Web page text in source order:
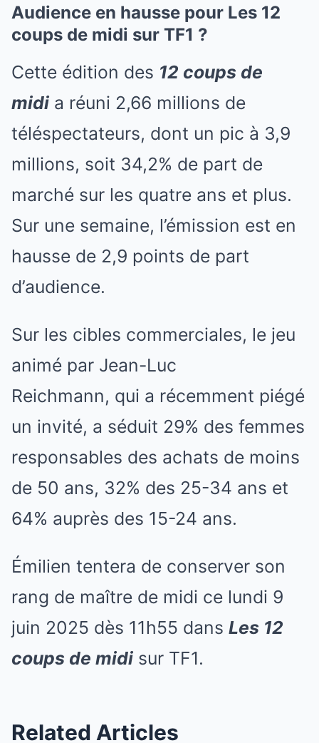
Audience en hausse pour Les 12
coups de midi sur TF1 ?
Cette édition des 12 coups de
midi a réuni 2,66 millions de
téléspectateurs, dont un pic à 3,9
millions, soit 34,2% de part de
marché sur les quatre ans et plus.
Sur une semaine, l’émission est en
hausse de 2,9 points de part
d’audience.
Sur les cibles commerciales, le jeu
animé par Jean-Luc
Reichmann, qui a récemment piégé
un invité, a séduit 29% des femmes
responsables des achats de moins
de 50 ans, 32% des 25-34 ans et
64% auprès des 15-24 ans.
Émilien tentera de conserver son
rang de maître de midi ce lundi 9
juin 2025 dès 11h55 dans Les 12
coups de midi sur TF1.
Related Articles